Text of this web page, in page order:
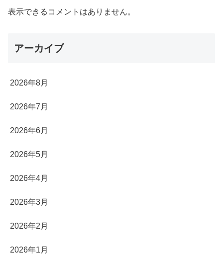
表示できるコメントはありません。
アーカイブ
2026年8月
2026年7月
2026年6月
2026年5月
2026年4月
2026年3月
2026年2月
2026年1月